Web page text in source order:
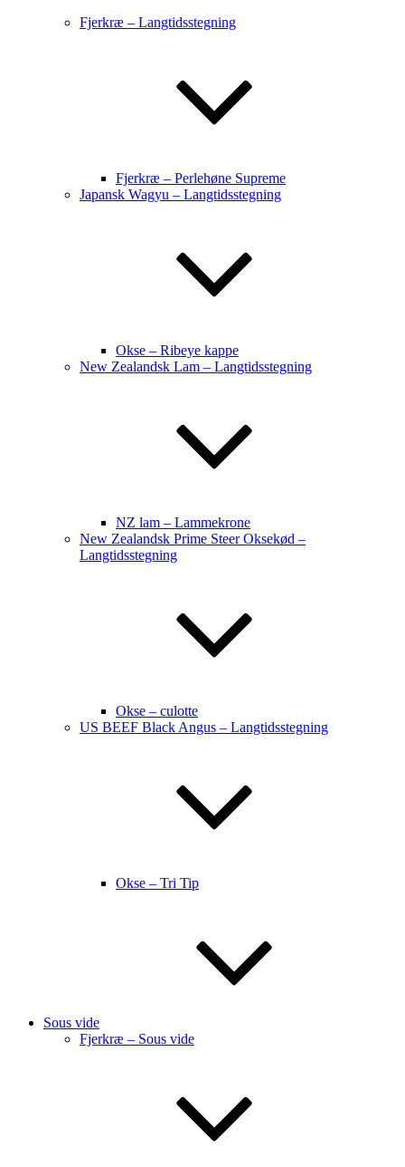
Fjerkræ – Langtidsstegning
Fjerkræ – Perlehøne Supreme
Japansk Wagyu – Langtidsstegning
Okse – Ribeye kappe
New Zealandsk Lam – Langtidsstegning
NZ lam – Lammekrone
New Zealandsk Prime Steer Oksekød –
Langtidsstegning
Okse – culotte
US BEEF Black Angus – Langtidsstegning
Okse – Tri Tip
Sous vide
Fjerkræ – Sous vide